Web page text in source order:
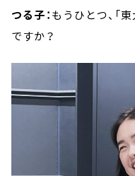
つる子：もうひとつ、「
ですか？